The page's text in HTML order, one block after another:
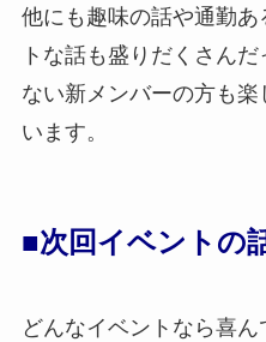
他にも趣味の話や通勤
トな話も盛りだくさん
ない新メンバーの方も
います。
■次回イベントの
どんなイベントなら喜